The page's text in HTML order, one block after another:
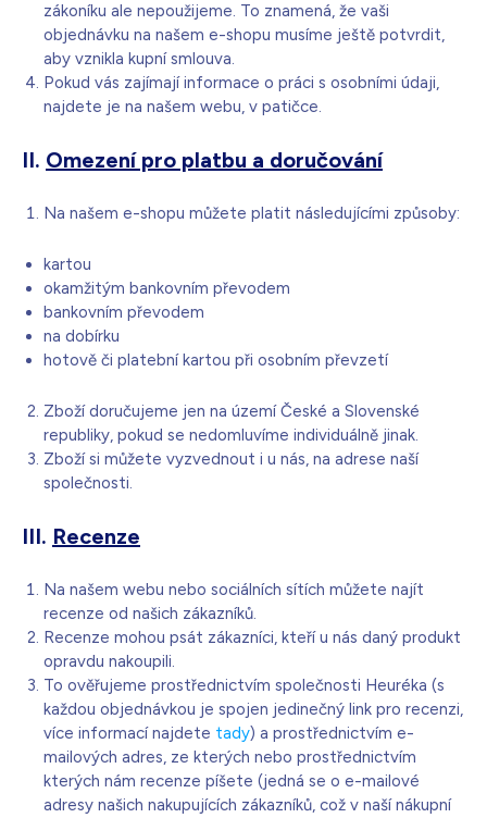
zákoníku ale nepoužijeme. To znamená, že vaši
objednávku na našem e-shopu musíme ještě potvrdit,
aby vznikla kupní smlouva.
Pokud vás zajímají informace o práci s osobními údaji,
najdete je na našem webu, v patičce.
II. Omezení pro platbu a doručování
Na našem e-shopu můžete platit následujícími způsoby:
kartou
okamžitým bankovním převodem
bankovním převodem
na dobírku
hotově či platební kartou při osobním převzetí
Zboží doručujeme jen na území České a Slovenské
republiky, pokud se nedomluvíme individuálně jinak.
Zboží si můžete vyzvednout i u nás, na adrese naší
společnosti.
III. Recenze
Na našem webu nebo sociálních sítích můžete najít
recenze od našich zákazníků.
Recenze mohou psát zákazníci, kteří u nás daný produkt
opravdu nakoupili.
To ověřujeme prostřednictvím společnosti Heuréka (s
každou objednávkou je spojen jedinečný link pro recenzi,
více informací najdete tady) a prostřednictvím e-
mailových adres, ze kterých nebo prostřednictvím
kterých nám recenze píšete (jedná se o e-mailové
adresy našich nakupujících zákazníků, což v naší nákupní